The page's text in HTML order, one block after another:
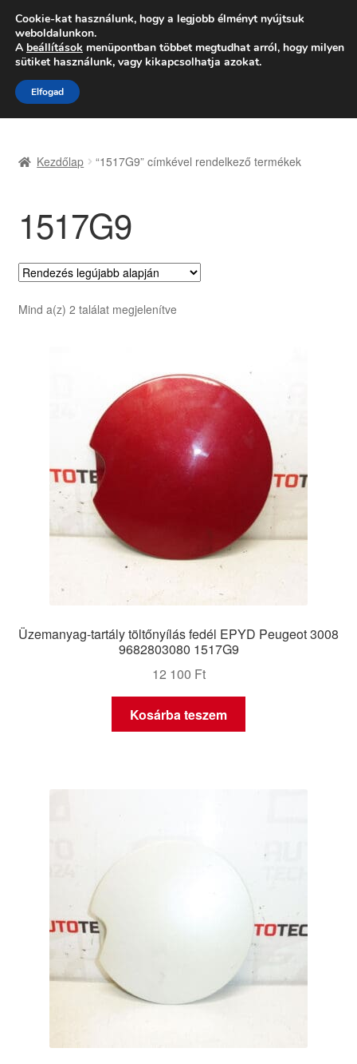
SZÁLLÍTÁS 2618 Ft-tól
Hétfő-Péntek 9:00–16:0006 80 088 054
Ugrás
a
navigációhoz
Kilépés
a
tartalomba
Adatvédelmi irányelvek
Felhasználási feltételek
Kapcsolatba lépni
Kifizetések
Panaszkezelési szabályzat
Rólunk
Saját fiókom
Szállítás világszerte
Szekér
Kezdőlap “1517G9” címkével rendelkező termékek
1517G9
Mind a(z) 2 találat megjelenítveSorted
Üzemanyag-tartály töltőnyílás fedél EPYD Peugeot 3008
9682803080 1517G9
12 100 Ft
Kosárba teszem
Cookie-kat használunk, hogy a legjobb élményt nyújtsuk
weboldalunkon.
A beállítások menüpontban többet megtudhat arról, hogy milyen
sütiket használunk, vagy kikapcsolhatja azokat.
Elfogad